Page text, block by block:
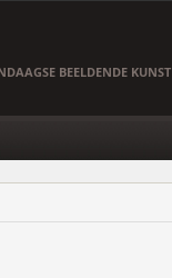
BEELDENDE KUNST